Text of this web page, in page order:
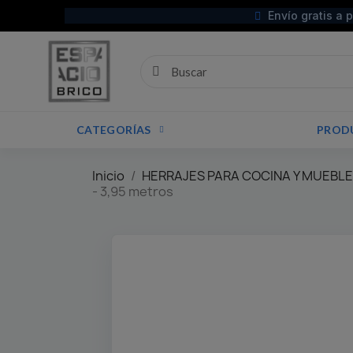
Envío gratis a
CATEGORÍAS
Inicio
HERRAJES PARA COCINA Y
- 3,95 metros